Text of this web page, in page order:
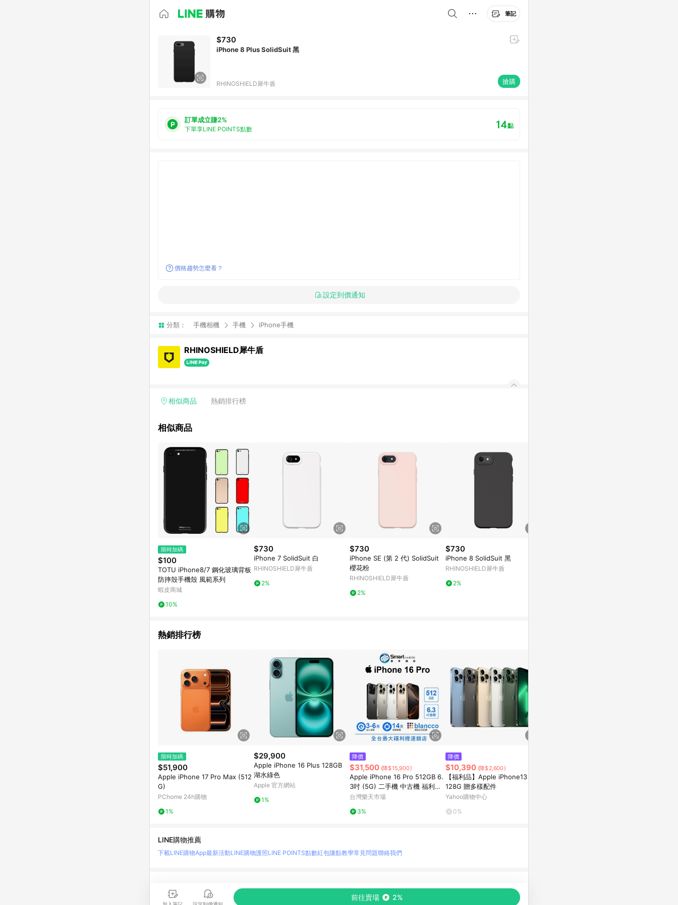
筆記
$730
iPhone 8 Plus SolidSuit 黑
RHINOSHIELD犀牛盾 搶購
訂單成立賺2%
下單享LINE POINTS點數 14點
價格趨勢怎麼看？
設定到價通知
分類： 手機相機 手機 iPhone手機
RHINOSHIELD犀牛盾
相似商品 熱銷排行榜
相似商品
限時加碼
$100
TOTU iPhone8/7 鋼化玻璃背板
防摔殼手機殼 風範系列
蝦皮商城
10%
$730
iPhone 7 SolidSuit 白
RHINOSHIELD犀牛盾
2%
$730
iPhone SE (第 2 代) SolidSuit
櫻花粉
RHINOSHIELD犀牛盾
2%
$730
iPhone 8 SolidSuit 黑
RHINOSHIELD犀牛盾
2%
熱銷排行榜
限時加碼
$51,900
Apple iPhone 17 Pro Max (512
G)
PChome 24h購物
1%
$29,900
Apple iPhone 16 Plus 128GB
湖水綠色
Apple 官方網站
1%
降價
$31,500 (降$15,900)
Apple iPhone 16 Pro 512GB 6.
3吋 (5G) 二手機 中古機 福利品
創宇通訊
台灣樂天市場
3%
降價
$10,390 (降$2,600)
【福利品】Apple iPhone13 Pro
128G 贈多樣配件
Yahoo購物中心
0%
前往賣場 2%
LINE購物推薦
下載LINE購物App最新活動LINE購物護照LINE POINTS點數紅包賺點教學常見問題聯絡我們
LINE 購物是匯集購物情報與商品資訊的整合性平台，並依購物情報中的趨勢與風格做合作網路商家的延伸商品推薦，商品資料更新會有
時間差，請務必點擊商品至各合作網路商家，確認現售價與購物條件，一切資訊以合作廠商網頁為準。